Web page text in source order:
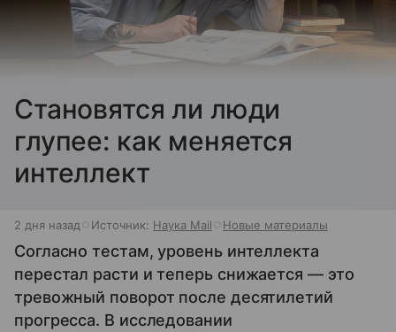
Cтановятся ли люди
глупее: как меняется
интеллект
2 дня назад Источник: Наука Mail Новые материалы
Согласно тестам, уровень интеллекта
перестал расти и теперь снижается — это
тревожный поворот после десятилетий
прогресса. В исследовании